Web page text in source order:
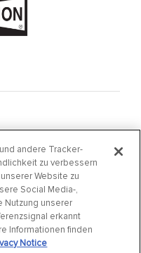
andere Tracker-
zu verbessern
Website zu
Social Media-,
Nutzung unserer
erkannt
Informationen finden
Notice